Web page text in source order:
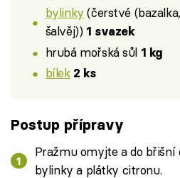
bylinky (čerstvé
šalvěj)) 1 svazek
hrubá mořská sůl 1 kg
bílek 2 ks
Postup přípravy
Pražmu omyjte a do
bylinky a plátky citronu.